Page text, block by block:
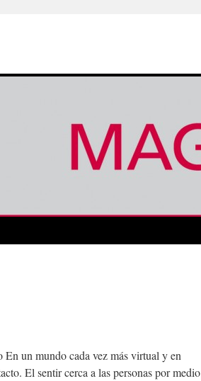
un mundo cada vez más virtual y en
El sentir cerca a las personas por medio